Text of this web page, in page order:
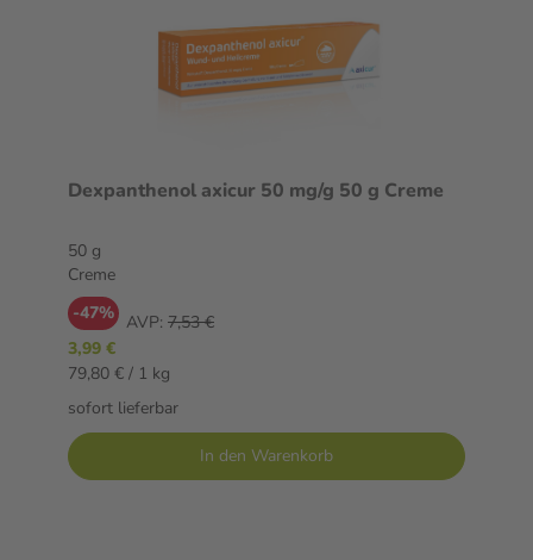
Dexpanthenol axicur 50 mg/g 50 g Creme
50 g
Creme
-47% AVP: 7,53 €
3,99 €
79,80 € / 1 kg
sofort lieferbar
In den Warenkorb